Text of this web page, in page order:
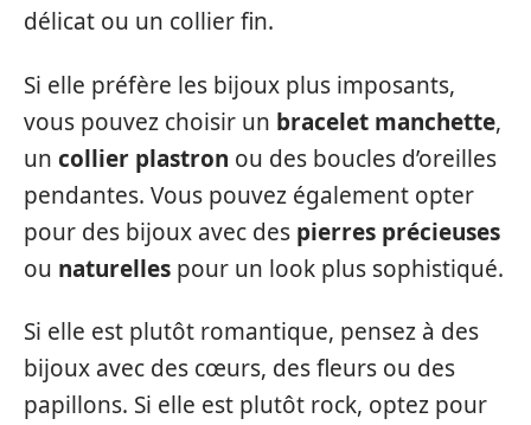
délicat ou un collier fin.
Si elle préfère les bijoux plus imposants,
vous pouvez choisir un bracelet manchette,
un collier plastron ou des boucles d’oreilles
pendantes. Vous pouvez également opter
pour des bijoux avec des pierres précieuses
ou naturelles pour un look plus sophistiqué.
Si elle est plutôt romantique, pensez à des
bijoux avec des cœurs, des fleurs ou des
papillons. Si elle est plutôt rock, optez pour